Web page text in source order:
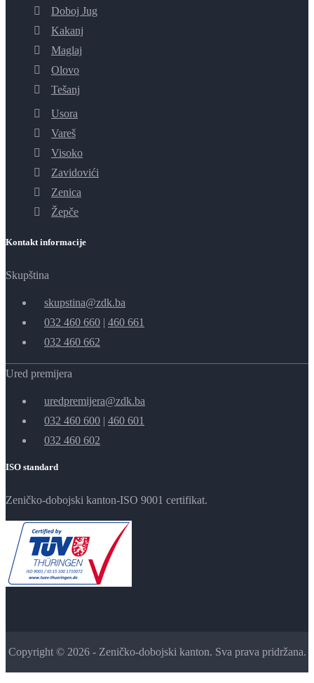
Doboj Jug
Kakanj
Maglaj
Olovo
Tešanj
Usora
Vareš
Visoko
Zavidovići
Zenica
Žepče
Kontakt informacije
Skupština
skupstina@zdk.ba
032 460 660 | 460 661
032 460 662
Ured premijera
uredpremijera@zdk.ba
032 460 600 | 460 601
032 460 602
ISO standard
Zeničko-dobojski kanton-ISO 9001 certifikat.
Copyright © 2026 - Zeničko-dobojski kanton. Sva prava pridržana.